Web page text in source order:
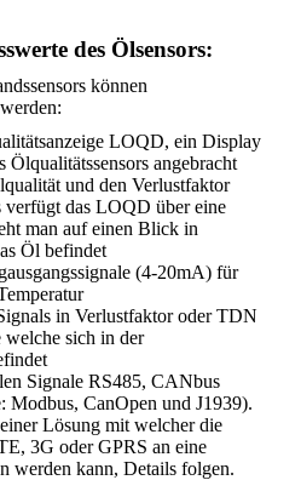
des Ölsensors:
können
LOQD, ein Display
Ölqualitätssensors angebracht
und den Verlustfaktor
verfügt das LOQD über eine
man auf einen Blick in
Öl befindet
(4-20mA) für
in Verlustfaktor oder TDN
sich in der
Signale RS485, CANbus
Modbus, CanOpen und J1939).
Lösung mit welcher die
3G oder GPRS an eine
werden kann, Details folgen.